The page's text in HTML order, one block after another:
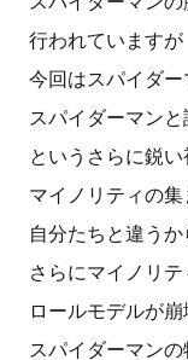
行われていますが
今回はスパイダ
スパイダーマン
というさらに鋭
マイノリティの
自分たちと違うか
さらにマイノリ
ロールモデルが
スパイダーマンの